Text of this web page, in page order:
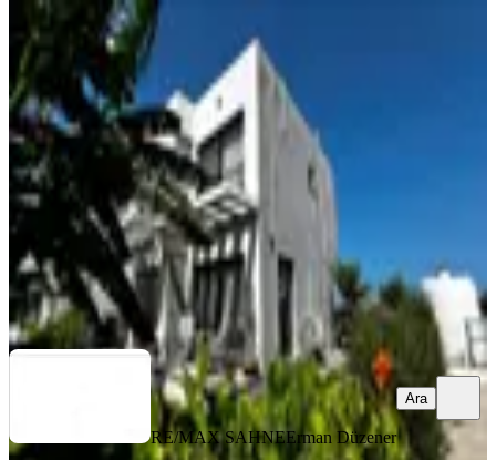
YENİ
Satılık Lüks 3+1 Villa | İskelenin En
İyi Lokasyonunda | Full E
İskele, Merkez Mahallesi
3+1·150 m²·Düz Giriş (Zemin)
23.100.000 ₺
RE/MAX SAHNE Erman Düzener
Ara
RE/MAX SAHNEErman Düzener
Ara